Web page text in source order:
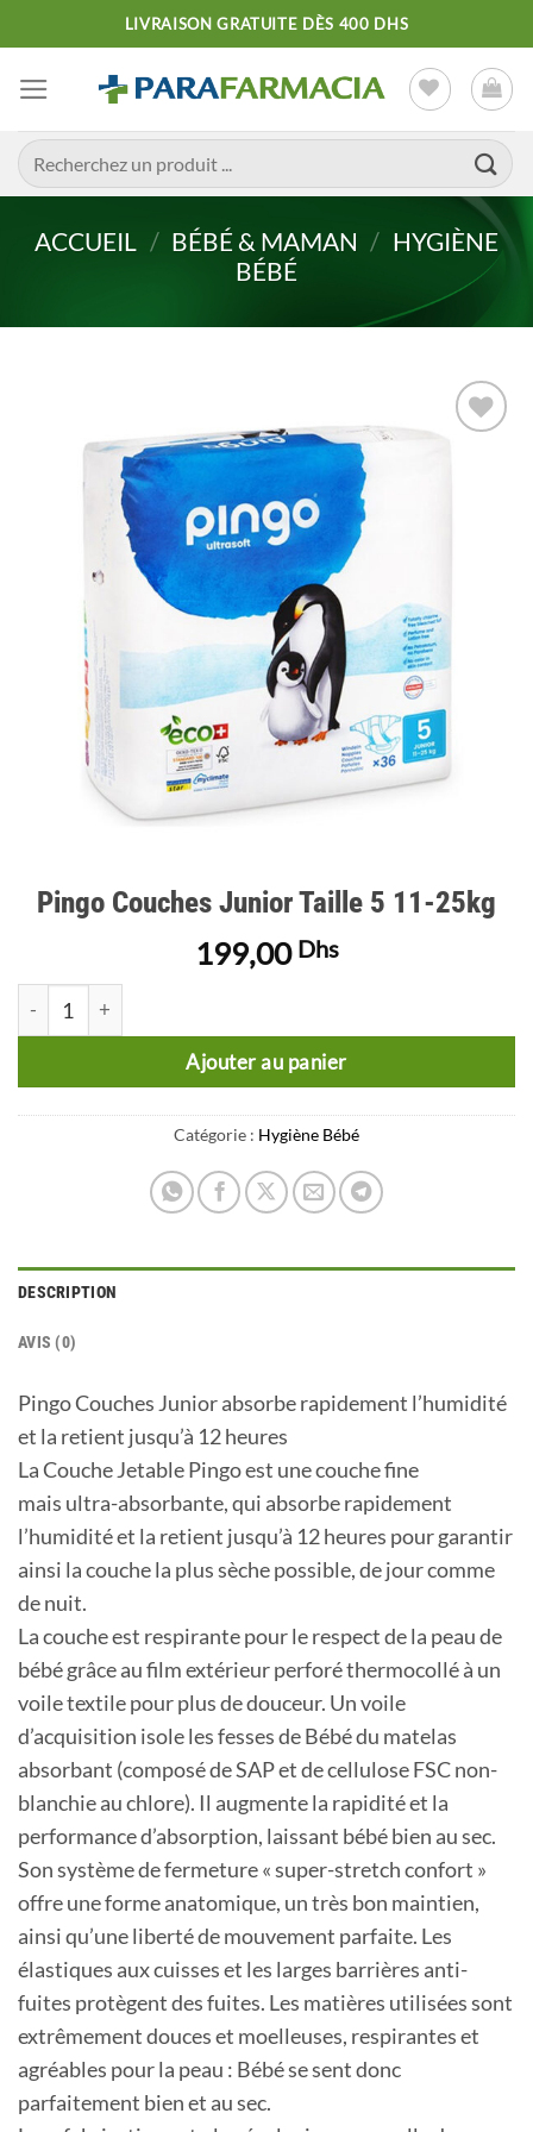
au
contenu
LIVRAISON GRATUITE DÈS 400 DHS
Recherche
pour :
ACCUEIL / BÉBÉ & MAMAN / HYGIÈNE
BÉBÉ
Pingo Couches Junior Taille 5 11-25kg
199,00 Dhs
quantité de Pingo Couches Junior Taille 5 11-25kg
Ajouter au panier
Catégorie : Hygiène Bébé
DESCRIPTION
AVIS (0)
Pingo Couches Junior absorbe rapidement l’humidité
et la retient jusqu’à 12 heures
La Couche Jetable Pingo est une couche fine
mais ultra-absorbante, qui absorbe rapidement
l’humidité et la retient jusqu’à 12 heures pour garantir
ainsi la couche la plus sèche possible, de jour comme
de nuit.
La couche est respirante pour le respect de la peau de
bébé grâce au film extérieur perforé thermocollé à un
voile textile pour plus de douceur. Un voile
d’acquisition isole les fesses de Bébé du matelas
absorbant (composé de SAP et de cellulose FSC non-
blanchie au chlore). Il augmente la rapidité et la
performance d’absorption, laissant bébé bien au sec.
Son système de fermeture « super-stretch confort »
offre une forme anatomique, un très bon maintien,
ainsi qu’une liberté de mouvement parfaite. Les
élastiques aux cuisses et les larges barrières anti-
fuites protègent des fuites. Les matières utilisées sont
extrêmement douces et moelleuses, respirantes et
agréables pour la peau : Bébé se sent donc
parfaitement bien et au sec.